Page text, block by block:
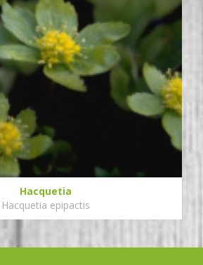
Hacquetia
Hacquetia epipactis